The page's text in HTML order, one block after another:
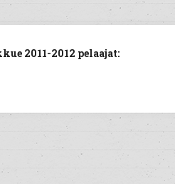
2011-2012 pelaajat: